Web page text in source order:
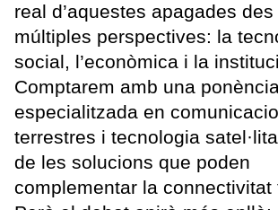
real d’aquestes apagades des
múltiples perspectives: la
social, l’econòmica i la
Comptarem amb una
especialitzada en
terrestres i tecnologia
de les solucions que poden
complementar la connectivitat